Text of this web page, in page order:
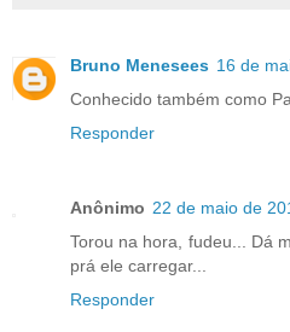
Bruno Menesees 16 de
Conhecido também como
Responder
Anônimo 22 de maio de
Torou na hora, fudeu... Dá
prá ele carregar...
Responder